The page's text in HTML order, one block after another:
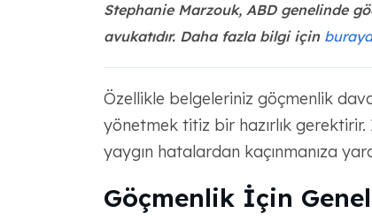
Stephanie Marzouk, ABD genelinde
avukatıdır. Daha fazla bilgi için buraya
Özellikle belgeleriniz göçmenlik
yönetmek titiz bir hazırlık
yaygın hatalardan kaçınmanıza
Göçmenlik İçin